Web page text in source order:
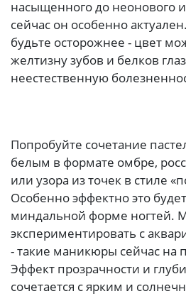
насыщенного до неонового
сейчас он особенно
будьте осторожнее - цвет
желтизну зубов и белков
неестественную
Попробуйте сочетание
белым в формате омбре,
или узора из точек в стиле
Особенно эффектно это
миндальной форме ногтей.
экспериментировать с
- такие маникюры сейчас на
Эффект прозрачности и
сочетается с ярким и